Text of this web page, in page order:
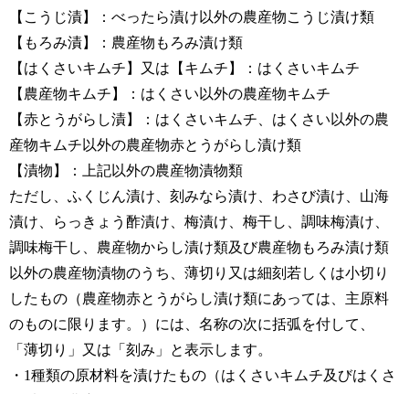
【こうじ漬】：べったら漬け以外の農産物こうじ漬け類
【もろみ漬】：農産物もろみ漬け類
【はくさいキムチ】又は【キムチ】：はくさいキムチ
【農産物キムチ】：はくさい以外の農産物キムチ
【赤とうがらし漬】：はくさいキムチ、はくさい以外の農
産物キムチ以外の農産物赤とうがらし漬け類
【漬物】：上記以外の農産物漬物類
ただし、ふくじん漬け、刻みなら漬け、わさび漬け、山海
漬け、らっきょう酢漬け、梅漬け、梅干し、調味梅漬け、
調味梅干し、農産物からし漬け類及び農産物もろみ漬け類
以外の農産物漬物のうち、薄切り又は細刻若しくは小切り
したもの（農産物赤とうがらし漬け類にあっては、主原料
のものに限ります。）には、名称の次に括弧を付して、
「薄切り」又は「刻み」と表示します。
・1種類の原材料を漬けたもの（はくさいキムチ及びはくさ